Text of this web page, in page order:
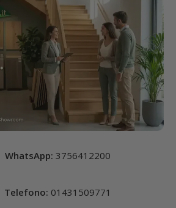
WhatsApp: 3756412200
Telefono: 01431509771